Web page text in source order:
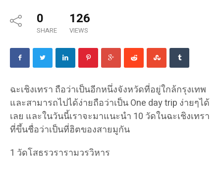
0
SHARE
126
VIEWS
ฉะเชิงเทรา ถือว่าเป็นอีกหนึ่งจังหวัดที่อยู่ใกล้กรุงเทพ
และสามารถไปได้ง่ายถือว่าเป็น One day trip ง่ายๆได้
เลย และในวันนี้เราจะมาแนะนำ 10 วัดในฉะเชิงเทรา
ที่ขึ้นชื่อว่าเป็นที่ฮิตของสายมูกัน
1 วัดโสธรวรารามวรวิหาร